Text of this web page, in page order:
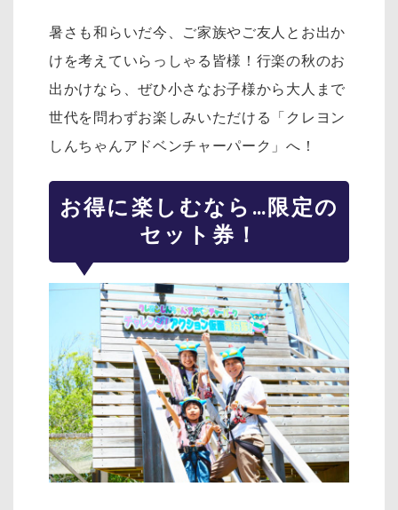
暑さも和らいだ今、ご家族やご友人とお出か
けを考えていらっしゃる皆様！行楽の秋のお
出かけなら、ぜひ小さなお子様から大人まで
世代を問わずお楽しみいただける「クレヨン
しんちゃんアドベンチャーパーク」へ！
お得に楽しむなら…限定の
セット券！